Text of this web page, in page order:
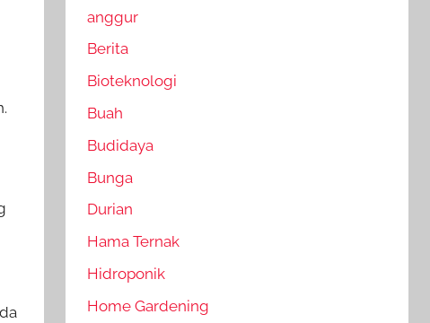
anggur
Berita
Bioteknologi
Buah
Budidaya
Bunga
Durian
Hama Ternak
Hidroponik
Home Gardening